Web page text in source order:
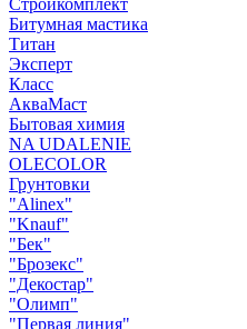
Стройкомплект
Битумная мастика
Титан
Эксперт
Класс
АкваМаст
Бытовая химия
NA UDALENIE
OLECOLOR
Грунтовки
"Alinex"
"Knauf"
"Бек"
"Брозекс"
"Декостар"
"Олимп"
"Первая линия"